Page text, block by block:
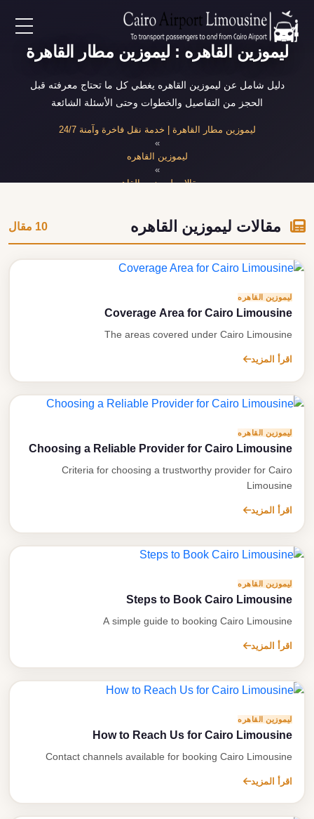
EN
AR
خدمات المطار
بنا
ليموزين القاهره : ليموزين مطار القاهرة
دليل شامل عن ليموزين القاهره يغطي كل ما تحتاج معرفته قبل
الحجز من التفاصيل والخطوات وحتى الأسئلة الشائعة
ليموزين مطار القاهرة | خدمة نقل فاخرة وآمنة 24/7
ليموزين القاهره
مقالات ليموزين القاهره
مقالات ليموزين القاهره 10 مقال
ليموزين القاهره
Coverage Area for Cairo Limousine
The areas covered under Cairo Limousine
اقرأ المزيد
ليموزين القاهره
Choosing a Reliable Provider for Cairo Limousine
Criteria for choosing a trustworthy provider for Cairo
Limousine
اقرأ المزيد
ليموزين القاهره
Steps to Book Cairo Limousine
A simple guide to booking Cairo Limousine
اقرأ المزيد
ليموزين القاهره
How to Reach Us for Cairo Limousine
Contact channels available for booking Cairo Limousine
اقرأ المزيد